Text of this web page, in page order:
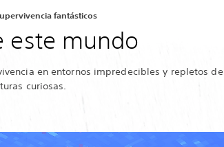
fantásticos
este mundo
en entornos impredecibles y repletos de
curiosas.